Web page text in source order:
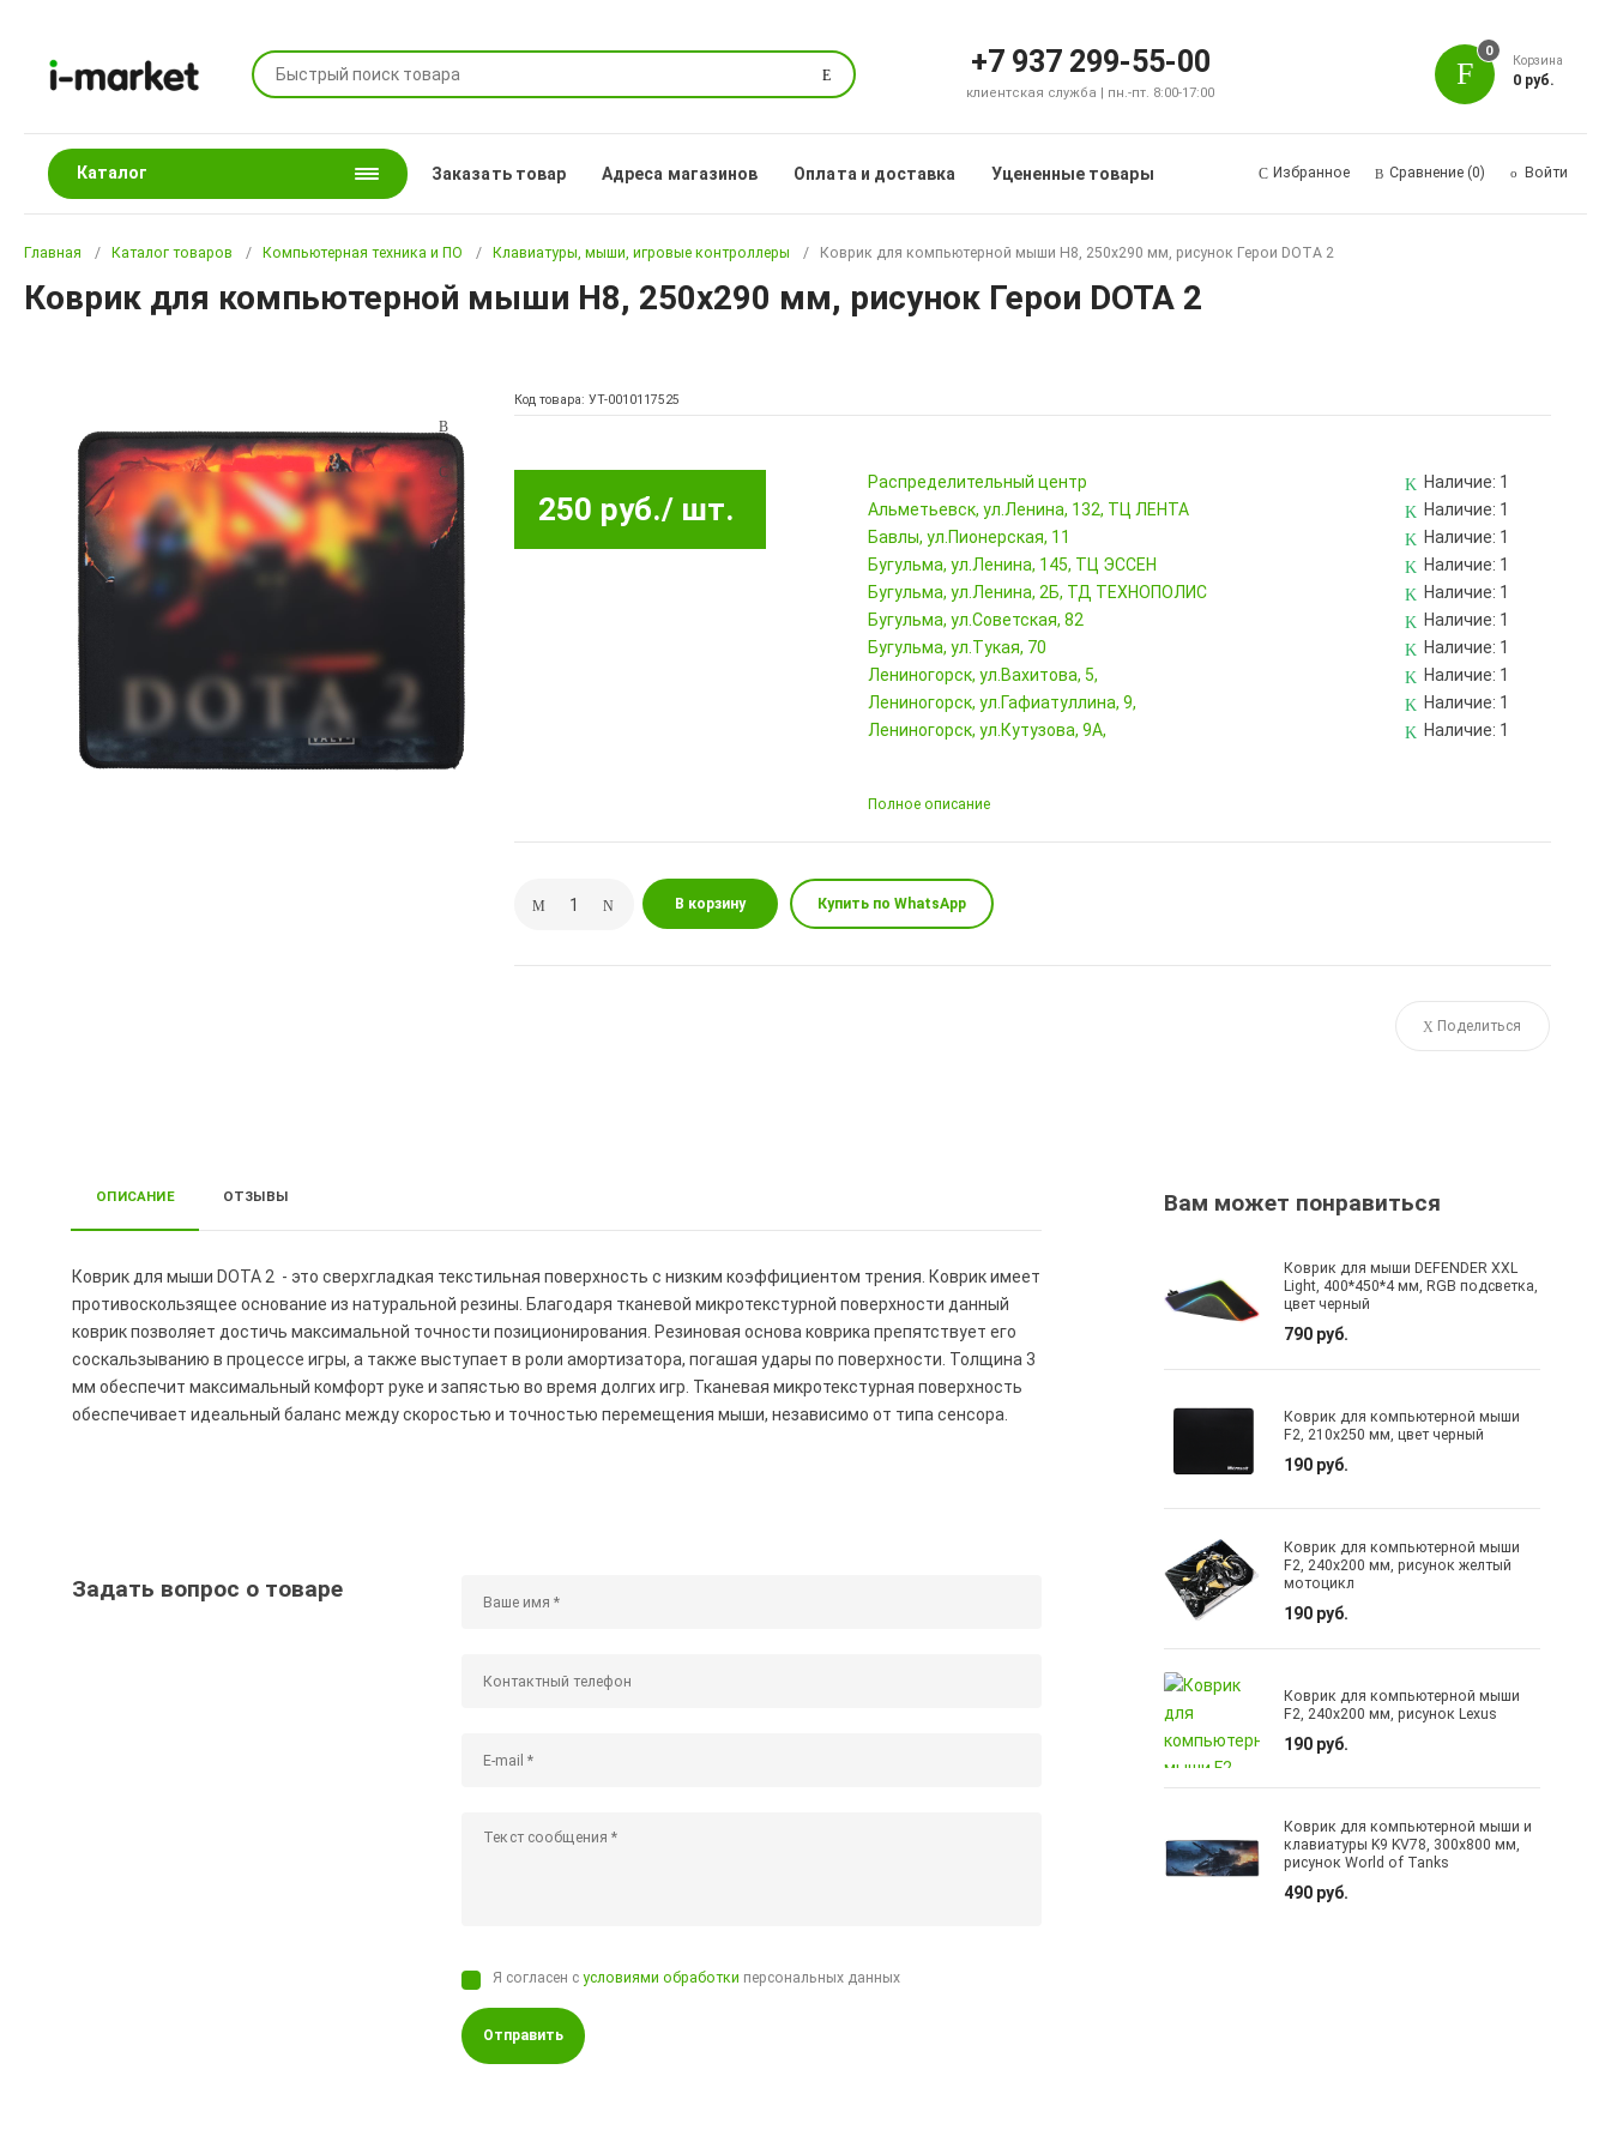
Поиск +7 937 299-55-00
клиентская служба | пн.-пт. 8:00-17:00
0
Корзина
0 руб.
Каталог Заказать товар Адреса магазинов Оплата и доставка Уцененные товары Избранное Сравнение (0) Войти
Главная Каталог товаров Компьютерная техника и ПО Клавиатуры, мыши, игровые контроллеры Коврик для компьютерной мыши H8, 250х290 мм, рисунок Герои DOTA 2
Коврик для компьютерной мыши H8, 250х290 мм, рисунок Герои DOTA 2
Код товара: УТ-0010117525
250 руб./ шт.
Pаспределительный центр Наличие: 1
Альметьевск, ул.Ленина, 132, ТЦ ЛЕНТА
Наличие: 1
Бавлы, ул.Пионерская, 11
Наличие: 1
Бугульма, ул.Ленина, 145, ТЦ ЭССЕН
Наличие: 1
Бугульма, ул.Ленина, 2Б, ТД ТЕХНОПОЛИС
Наличие: 1
Бугульма, ул.Советская, 82
Наличие: 1
Бугульма, ул.Тукая, 70
Наличие: 1
Лениногорск, ул.Вахитова, 5,
Наличие: 1
Лениногорск, ул.Гафиатуллина, 9,
Наличие: 1
Лениногорск, ул.Кутузова, 9А,
Наличие: 1
Полное описание
В корзину Купить по WhatsApp
Поделиться
ОПИСАНИЕ ОТЗЫВЫ
Коврик для мыши DOTA 2 - это сверхгладкая текстильная поверхность с низким коэффициентом трения. Коврик имеет
противоскользящее основание из натуральной резины. Благодаря тканевой микротекстурной поверхности данный
коврик позволяет достичь максимальной точности позиционирования. Резиновая основа коврика препятствует его
соскальзыванию в процессе игры, а также выступает в роли амортизатора, погашая удары по поверхности. Толщина 3
мм обеспечит максимальный комфорт руке и запястью во время долгих игр. Тканевая микротекстурная поверхность
обеспечивает идеальный баланс между скоростью и точностью перемещения мыши, независимо от типа сенсора.
Задать вопрос о товаре
Я согласен сусловиями обработки персональных данных
Отправить
Вам может понравиться
Коврик для мыши DEFENDER XXL
Light, 400*450*4 мм, RGB подсветка,
цвет черный
790 руб.
Коврик для компьютерной мыши
F2, 210х250 мм, цвет черный
190 руб.
Коврик для компьютерной мыши
F2, 240х200 мм, рисунок желтый
мотоцикл
190 руб.
Коврик для компьютерной мыши
F2, 240х200 мм, рисунок Lexus
190 руб.
Коврик для компьютерной мыши и
клавиатуры K9 KV78, 300х800 мм,
рисунок World of Tanks
490 руб.